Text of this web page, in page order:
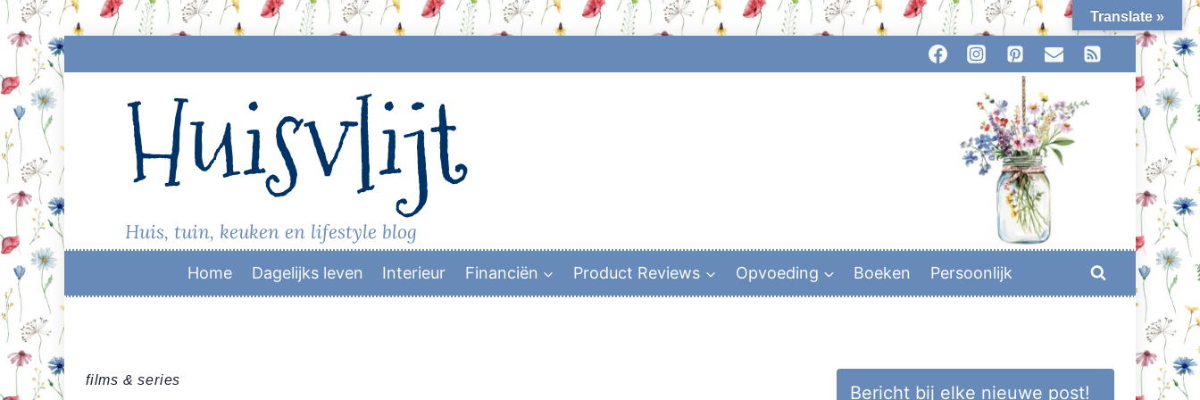
Skip
to
Huisvlijt
Huis, tuin, keuken en lifestyle blog
Home Dagelijks leven Interieur Financiën Product Reviews Opvoeding Boeken Persoonlijk
films & series
Bericht bij elke nieuwe post!
Translate »